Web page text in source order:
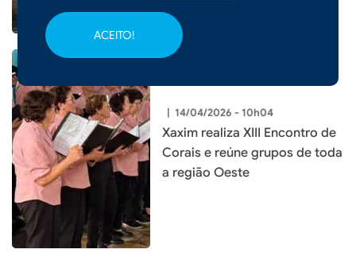
ACEITO!
| 14/04/2026 - 10h04
Xaxim realiza XIII Encontro de
Corais e reúne grupos de toda
a região Oeste